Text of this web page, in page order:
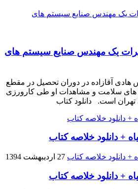
یک مهندس صنایع سیستم های
هادی آقازاده در دوران تحصیل در مقطع
سلامت و مشاهدات او طی کارورزی
تهران است. دانلود کتاب
+ دانلود خلاصه کتاب
27 اردیبهشت 1394
+ دانلود خلاصه کتاب